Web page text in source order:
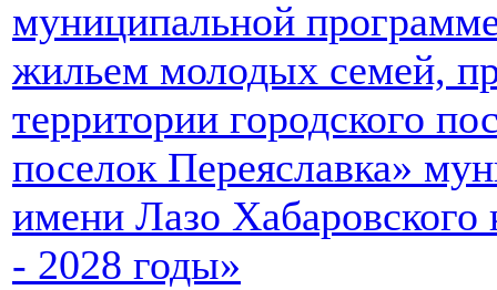
муниципальной
жильем молодых семей,
территории городского
поселок Переяславка»
имени Лазо Хабаровского
- 2028 годы»